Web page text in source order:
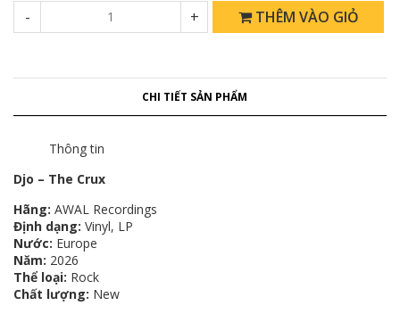
+
- THÊM VÀO GIỎ
CHI TIẾT SẢN PHẨM
Thông tin
Djo – The Crux
Hãng: AWAL Recordings
Định dạng: Vinyl, LP
Nước: Europe
Năm: 2026
Thể loại: Rock
Chất lượng: New